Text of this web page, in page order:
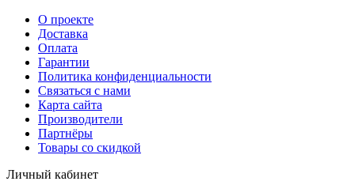
О проекте
Доставка
Оплата
Гарантии
Политика конфиденциальности
Связаться с нами
Карта сайта
Производители
Партнёры
Товары со скидкой
Личный кабинет